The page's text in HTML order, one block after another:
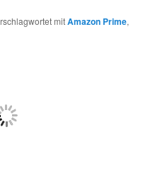
mitAmazon Prime,